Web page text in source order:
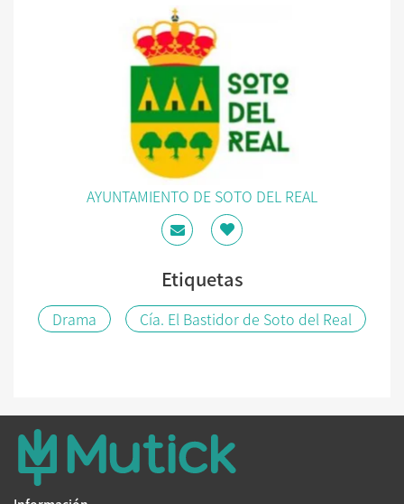
AYUNTAMIENTO DE SOTO DEL REAL
Etiquetas
Drama Cía. El Bastidor de Soto del Real